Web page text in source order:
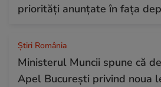
priorități anunțate în fața
Știri România
Ministerul Muncii spune că
Apel București privind noua